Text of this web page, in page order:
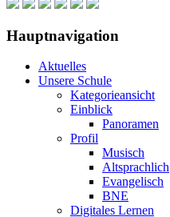
Hauptnavigation
Aktuelles
Unsere Schule
Kategorieansicht
Einblick
Panoramen
Profil
Musisch
Altsprachlich
Evangelisch
BNE
Digitales Lernen